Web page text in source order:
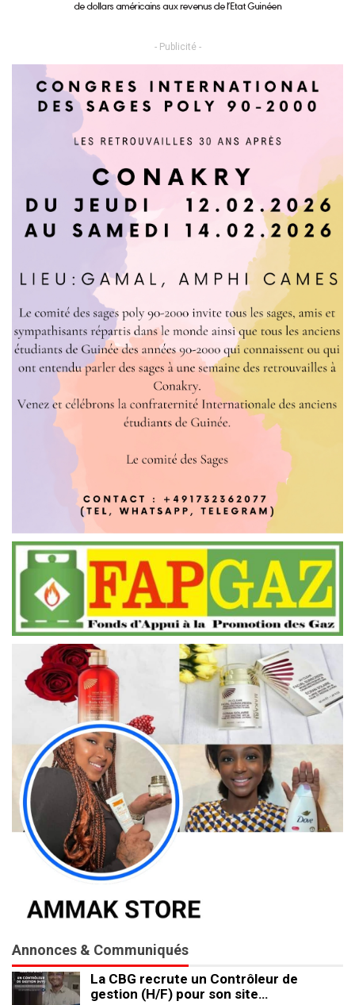
- Publicité -
Annonces & Communiqués
La CBG recrute un Contrôleur de
gestion (H/F) pour son site…